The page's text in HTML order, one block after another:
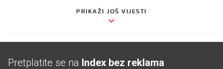
PRIKAŽI JOŠ VIJESTI
Pretplatite se na Index bez reklama